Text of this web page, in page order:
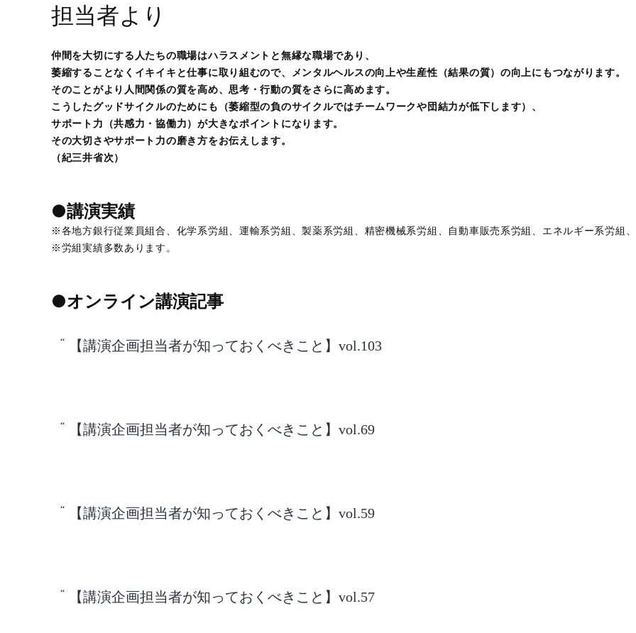
担当者より
仲間を大切にする人たちの職場はハラスメントと無縁な職場であり、
萎縮することなくイキイキと仕事に取り組むので、メンタルヘルスの向上や生産性（結果の質）の向上にもつながります。
そのことがより人間関係の質を高め、思考・行動の質をさらに高めます。
こうしたグッドサイクルのためにも（萎縮型の負のサイクルではチームワークや団結力が低下します）、
サポート力（共感力・協働力）が大きなポイントになります。
その大切さやサポート力の磨き方をお伝えします。
（紀三井省次）
●講演実績
※各地方銀行従業員組合、化学系労組、運輸系労組、製薬系労組、精密機械系労組、自動車販売系労組、エネルギー系労組
※労組実績多数あります。
●オンライン講演記事
【講演企画担当者が知っておくべきこと】vol.103
【講演企画担当者が知っておくべきこと】vol.69
【講演企画担当者が知っておくべきこと】vol.59
【講演企画担当者が知っておくべきこと】vol.57